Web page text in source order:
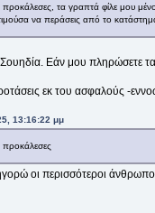
προκάλεσες, τα γραπτά φίλε μου
να περάσεις από το
Σουηδία. Εάν μου
εκ του ασφαλούς -
13:16:22 μμ
προκάλεσες
οι περισσότεροι